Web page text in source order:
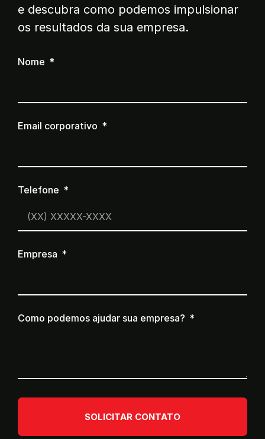
e descubra como podemos impulsionar
os resultados da sua empresa.
Nome
Email corporativo
Telefone
Empresa
Como podemos ajudar sua empresa?
SOLICITAR CONTATO